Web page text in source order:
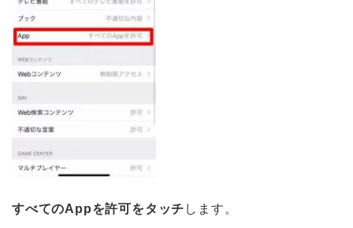
すべてのAppを許可をタッチ します。